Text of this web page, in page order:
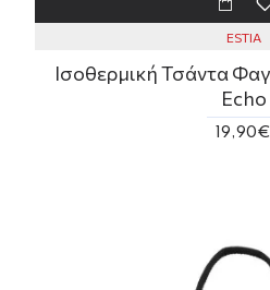
ESTIA
Ισοθερμική Τσάντα
Echo
19,90€